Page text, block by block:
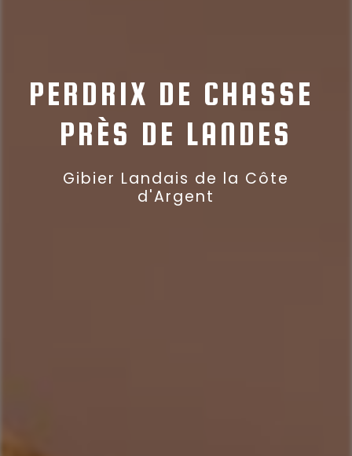
PERDRIX DE CHASSE
PRÈS DE LANDES
Gibier Landais de la Côte
d'Argent